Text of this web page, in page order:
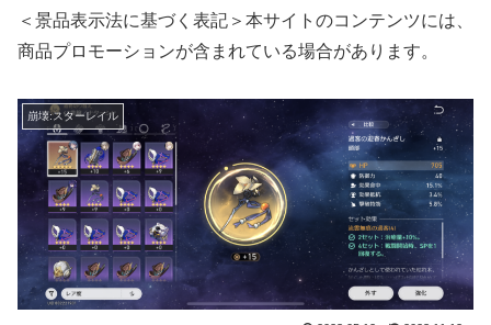
＜景品表示法に基づく表記＞本サイトのコンテンツには、
商品プロモーションが含まれている場合があります。
崩壊:スターレイル